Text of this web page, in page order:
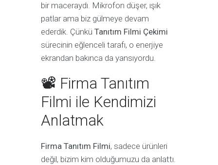
bir maceraydı. Mikrofon düşer, ışık
patlar ama biz gülmeye devam
ederdik. Çünkü Tanıtım Filmi Çekimi
sürecinin eğlenceli tarafı, o enerjiye
ekrandan bakınca da yansıyordu.
📽 Firma Tanıtım
Filmi ile Kendimizi
Anlatmak
Firma Tanıtım Filmi, sadece ürünleri
değil, bizim kim olduğumuzu da anlattı.